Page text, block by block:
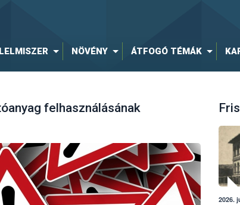
NÖVÉNY ÁTFOGÓ TÉMÁK
felhasználásának
2026.